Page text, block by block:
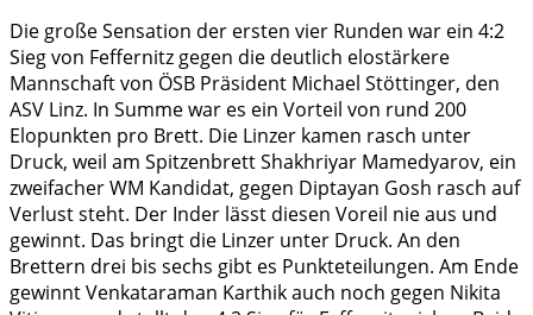
Die große Sensation der ersten vier Runden war ein 4:2
Sieg von Feffernitz gegen die deutlich elostärkere
Mannschaft von ÖSB Präsident Michael Stöttinger, den
ASV Linz. In Summe war es ein Vorteil von rund 200
Elopunkten pro Brett. Die Linzer kamen rasch unter
Druck, weil am Spitzenbrett Shakhriyar Mamedyarov, ein
zweifacher WM Kandidat, gegen Diptayan Gosh rasch auf
Verlust steht. Der Inder lässt diesen Voreil nie aus und
gewinnt. Das bringt die Linzer unter Druck. An den
Brettern drei bis sechs gibt es Punkteteilungen. Am Ende
gewinnt Venkataraman Karthik auch noch gegen Nikita